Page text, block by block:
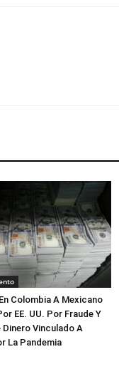
Colombia A Mexicano
EE. UU. Por Fraude Y
Dinero Vinculado A
La Pandemia